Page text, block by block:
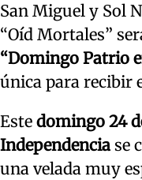
San Miguel y Sol
“Oíd Mortales”
“Domingo Patrio
única para recibir
Este domingo 24
Independencia se
una velada muy